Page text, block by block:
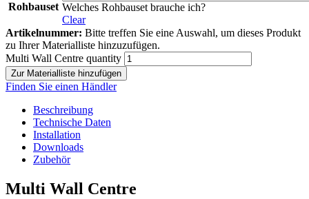
Rohbauset Welches Rohbauset brauche ich?
Clear
Artikelnummer: Bitte treffen Sie eine Auswahl, um dieses Produkt
zu Ihrer Materialliste hinzuzufügen.
Multi Wall Centre quantity
Zur Materialliste hinzufügen
Finden Sie einen Händler
Beschreibung
Technische Daten
Installation
Downloads
Zubehör
Multi Wall Centre